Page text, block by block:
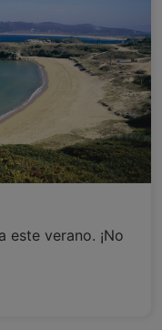
verano. ¡No